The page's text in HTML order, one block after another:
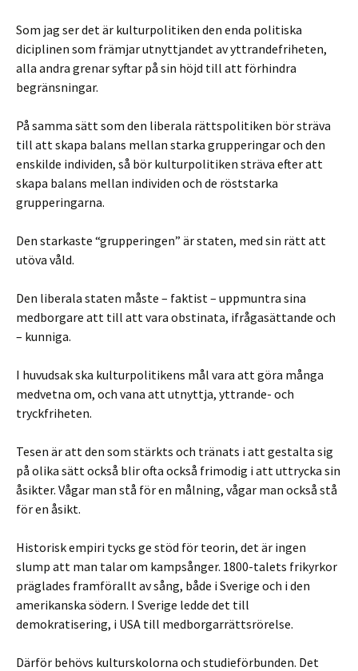
Som jag ser det är kulturpolitiken den enda politiska
diciplinen som främjar utnyttjandet av yttrandefriheten,
alla andra grenar syftar på sin höjd till att förhindra
begränsningar.
På samma sätt som den liberala rättspolitiken bör sträva
till att skapa balans mellan starka grupperingar och den
enskilde individen, så bör kulturpolitiken sträva efter att
skapa balans mellan individen och de röststarka
grupperingarna.
Den starkaste “grupperingen” är staten, med sin rätt att
utöva våld.
Den liberala staten måste – faktist – uppmuntra sina
medborgare att till att vara obstinata, ifrågasättande och
– kunniga.
I huvudsak ska kulturpolitikens mål vara att göra många
medvetna om, och vana att utnyttja, yttrande- och
tryckfriheten.
Tesen är att den som stärkts och tränats i att gestalta sig
på olika sätt också blir ofta också frimodig i att uttrycka sin
åsikter. Vågar man stå för en målning, vågar man också stå
för en åsikt.
Historisk empiri tycks ge stöd för teorin, det är ingen
slump att man talar om kampsånger. 1800-talets frikyrkor
präglades framförallt av sång, både i Sverige och i den
amerikanska södern. I Sverige ledde det till
demokratisering, i USA till medborgarrättsrörelse.
Därför behövs kulturskolorna och studieförbunden. Det